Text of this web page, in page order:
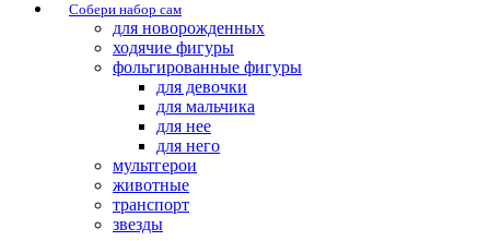
Собери набор сам
для новорожденных
ходячие фигуры
фольгированные фигуры
для девочки
для мальчика
для нее
для него
мультгерои
животные
транспорт
звезды